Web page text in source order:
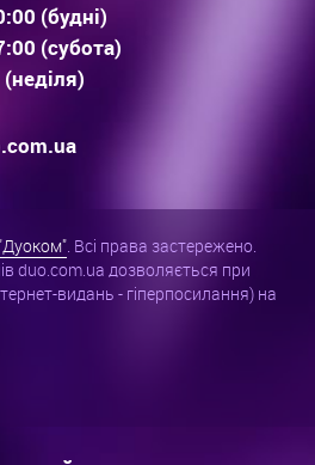
(будні)
(субота)
. Всі права застережено.
duo.com.ua дозволяється при
видань - гіперпосилання) на